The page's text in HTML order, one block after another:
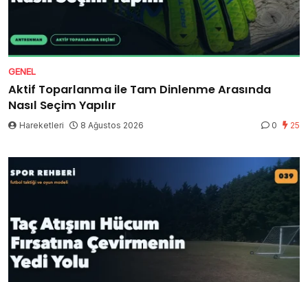
GENEL
Aktif Toparlanma ile Tam Dinlenme Arasında
Nasıl Seçim Yapılır
Hareketleri 8 Ağustos 2026 0 25